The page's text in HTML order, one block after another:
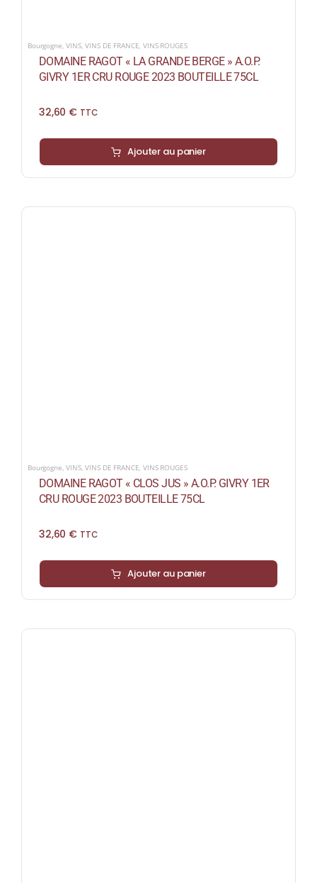
Bourgogne,VINS,VINS DE FRANCE,VINS ROUGES
DOMAINE RAGOT « LA GRANDE BERGE » A.O.P.
GIVRY 1ER CRU ROUGE 2023 BOUTEILLE 75CL
32,60 € TTC
Ajouter au panier
Bourgogne,VINS,VINS DE FRANCE,VINS ROUGES
DOMAINE RAGOT « CLOS JUS » A.O.P. GIVRY 1ER
CRU ROUGE 2023 BOUTEILLE 75CL
32,60 € TTC
Ajouter au panier